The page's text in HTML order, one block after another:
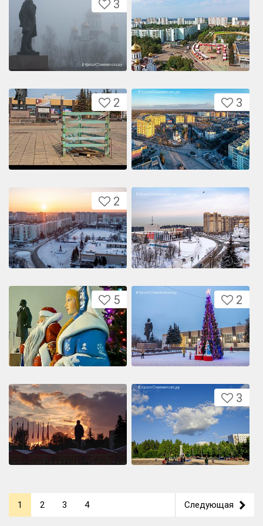
3
2 3
2
5 2
3
1 2 3 4 Следующая >